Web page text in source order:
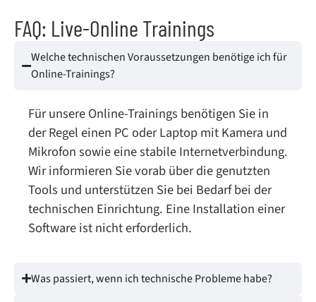
FAQ: Live-Online Trainings
Welche technischen Voraussetzungen benötige ich für
Online-Trainings?
Für unsere Online-Trainings benötigen Sie in
der Regel einen PC oder Laptop mit Kamera und
Mikrofon sowie eine stabile Internetverbindung.
Wir informieren Sie vorab über die genutzten
Tools und unterstützen Sie bei Bedarf bei der
technischen Einrichtung. Eine Installation einer
Software ist nicht erforderlich.
Was passiert, wenn ich technische Probleme habe?